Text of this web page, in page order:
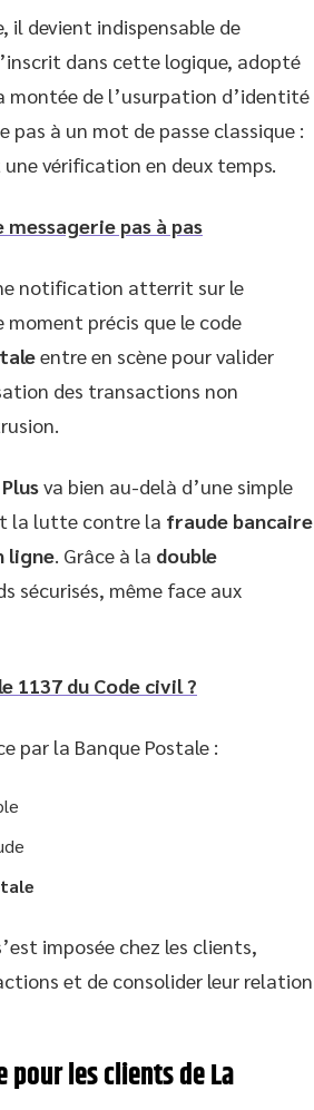
il devient indispensable de
dans cette logique, adopté
montée de l’usurpation d’identité
pas à un mot de passe classique :
vérification en deux temps.
pas à pas
notification atterrit sur le
moment précis que le code
entre en scène pour valider
des transactions non
va bien au-delà d’une simple
la lutte contre la fraude bancaire
ligne . Grâce à la double
sécurisés, même face aux
1137 du Code civil ?
par la Banque Postale :
imposée chez les clients,
et de consolider leur relation
pour les clients de La